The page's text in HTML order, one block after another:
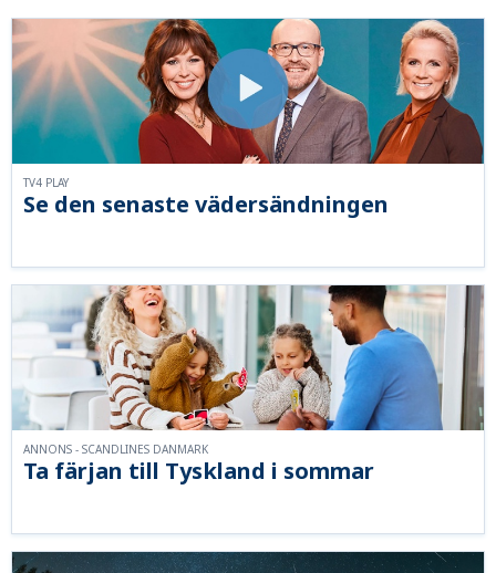
Se den senaste vädersändningen
TV4 PLAY
Ta färjan till Tyskland i sommar
ANNONS - SCANDLINES DANMARK